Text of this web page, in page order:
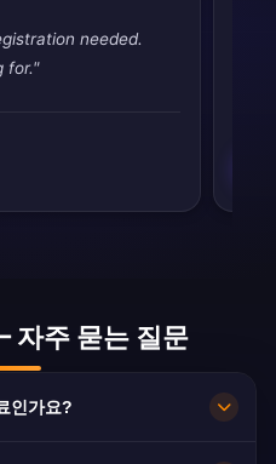
needed.
for."
자주 묻는 질문
인가요?